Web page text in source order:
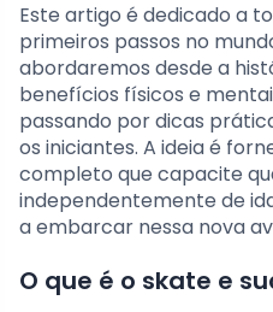
Este artigo é dedicado a
primeiros passos no
abordaremos desde a
benefícios físicos e
passando por dicas
os iniciantes. A ideia é
completo que capacite
independentemente de
a embarcar nessa nova
O que é o skate e